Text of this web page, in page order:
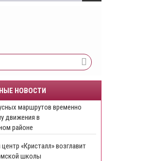
НОВОСТИ
маршрутов временно
движения в
районе
«Кристалл» возглавит
школы